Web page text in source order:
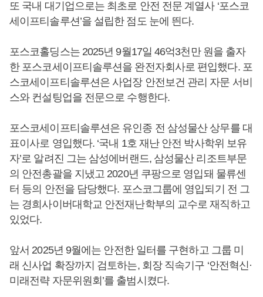
또 국내 대기업으로는 최초로 안전 전문 계열사 ‘포스코
세이프티솔루션’을 설립한 점도 눈에 띈다.
포스코홀딩스는 2025년 9월17일 46억3천만 원을 출자
한 포스코세이프티솔루션을 완전자회사로 편입했다. 포
스코세이프티솔루션은 사업장 안전보건 관리 자문 서비
스와 컨설팅업을 전문으로 수행한다.
포스코세이프티솔루션은 유인종 전 삼성물산 상무를 대
표이사로 영입했다. ‘국내 1호 재난 안전 박사학위 보유
자’로 알려진 그는 삼성에버랜드, 삼성물산 리조트부문
의 안전총괄을 지냈고 2020년 쿠팡으로 영입돼 물류센
터 등의 안전을 담당했다. 포스코그룹에 영입되기 전 그
는 경희사이버대학교 안전재난학부의 교수로 재직하고
있었다.
앞서 2025년 9월에는 안전한 일터를 구현하고 그룹 미
래 신사업 확장까지 검토하는, 회장 직속기구 ‘안전혁신·
미래전략 자문위원회’를 출범시켰다.